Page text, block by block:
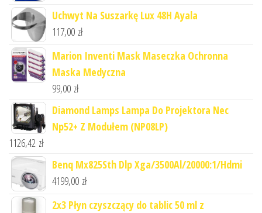
Uchwyt Na Suszarkę Lux 48H Ayala
117,00 zł
Marion Inventi Mask Maseczka Ochronna
Maska Medyczna
99,00 zł
Diamond Lamps Lampa Do Projektora Nec
Np52+ Z Modułem (NP08LP)
1126,42 zł
Benq Mx825Sth Dlp Xga/3500Al/20000:1/Hdmi
4199,00 zł
2x3 Płyn czyszczący do tablic 50 ml z